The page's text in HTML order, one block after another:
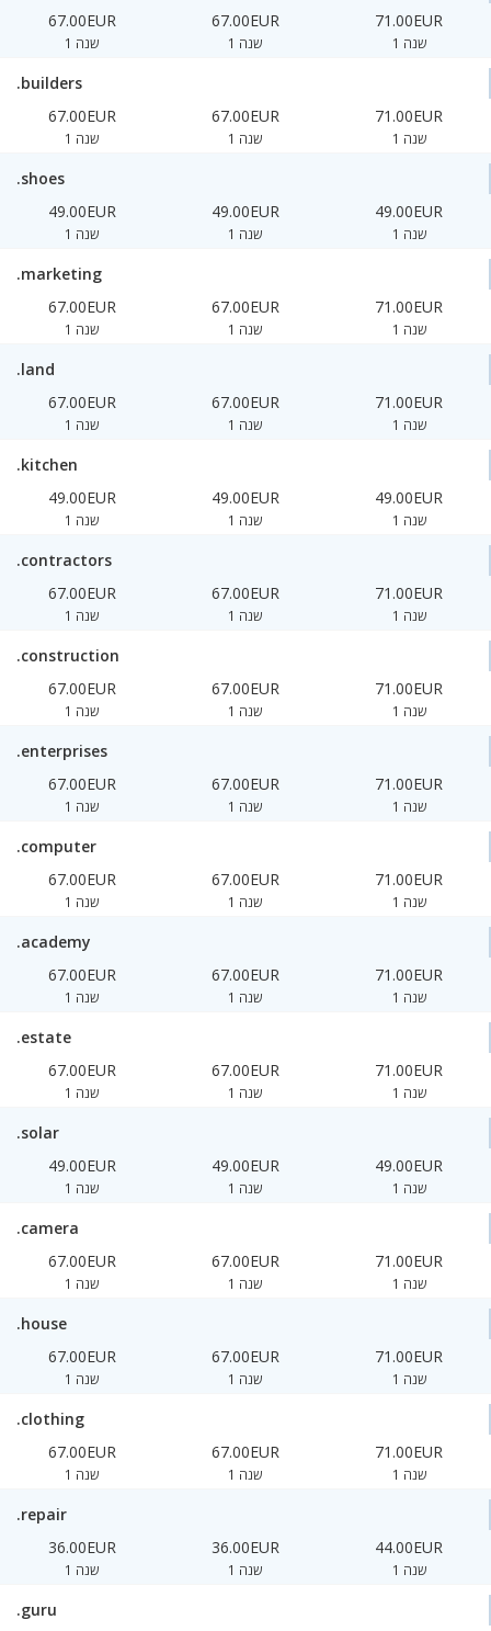
67.00EUR
1 שנה
67.00EUR
1 שנה
71.00EUR
1 שנה
.builders
67.00EUR
1 שנה
67.00EUR
1 שנה
71.00EUR
1 שנה
.shoes
49.00EUR
1 שנה
49.00EUR
1 שנה
49.00EUR
1 שנה
.marketing
67.00EUR
1 שנה
67.00EUR
1 שנה
71.00EUR
1 שנה
.land
67.00EUR
1 שנה
67.00EUR
1 שנה
71.00EUR
1 שנה
.kitchen
49.00EUR
1 שנה
49.00EUR
1 שנה
49.00EUR
1 שנה
.contractors
67.00EUR
1 שנה
67.00EUR
1 שנה
71.00EUR
1 שנה
.construction
67.00EUR
1 שנה
67.00EUR
1 שנה
71.00EUR
1 שנה
.enterprises
67.00EUR
1 שנה
67.00EUR
1 שנה
71.00EUR
1 שנה
.computer
67.00EUR
1 שנה
67.00EUR
1 שנה
71.00EUR
1 שנה
.academy
67.00EUR
1 שנה
67.00EUR
1 שנה
71.00EUR
1 שנה
.estate
67.00EUR
1 שנה
67.00EUR
1 שנה
71.00EUR
1 שנה
.solar
49.00EUR
1 שנה
49.00EUR
1 שנה
49.00EUR
1 שנה
.camera
67.00EUR
1 שנה
67.00EUR
1 שנה
71.00EUR
1 שנה
.house
67.00EUR
1 שנה
67.00EUR
1 שנה
71.00EUR
1 שנה
.clothing
67.00EUR
1 שנה
67.00EUR
1 שנה
71.00EUR
1 שנה
.repair
36.00EUR
1 שנה
36.00EUR
1 שנה
44.00EUR
1 שנה
.guru